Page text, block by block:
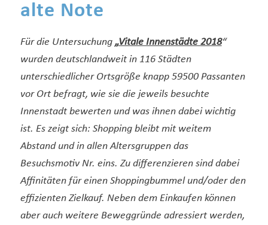
alte Note
Für die Untersuchung „Vitale Innenstädte 2018“
wurden deutschlandweit in 116 Städten
unterschiedlicher Ortsgröße knapp 59500 Passanten
vor Ort befragt, wie sie die jeweils besuchte
Innenstadt bewerten und was ihnen dabei wichtig
ist. Es zeigt sich: Shopping bleibt mit weitem
Abstand und in allen Altersgruppen das
Besuchsmotiv Nr. eins. Zu differenzieren sind dabei
Affinitäten für einen Shoppingbummel und/oder den
effizienten Zielkauf. Neben dem Einkaufen können
aber auch weitere Beweggründe adressiert werden,